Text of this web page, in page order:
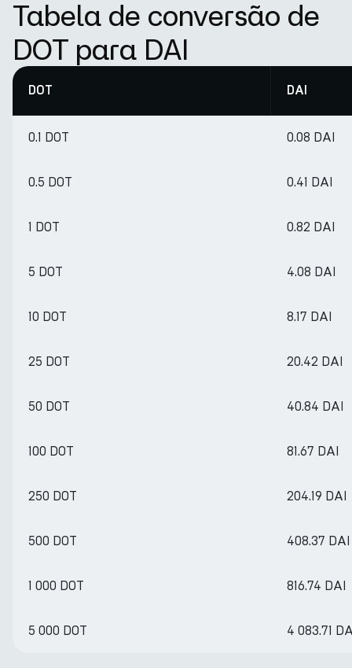
Tabela de conversão de
DOT para DAI
DOT DAI
0.1 DOT 0.08 DAI
0.5 DOT 0.41 DAI
1 DOT 0.82 DAI
5 DOT 4.08 DAI
10 DOT 8.17 DAI
25 DOT 20.42 DAI
50 DOT 40.84 DAI
100 DOT 81.67 DAI
250 DOT 204.19 DAI
500 DOT 408.37 DAI
1 000 DOT 816.74 DAI
5 000 DOT 4 083.71